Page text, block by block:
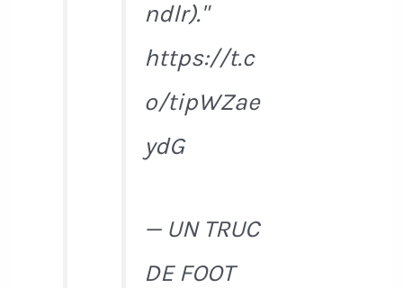
ndlr)."
https://t.c
o/tipWZae
ydG
— UN TRUC
DE FOOT